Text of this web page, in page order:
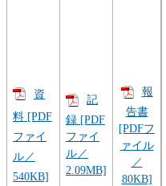
資
料 [PDF
ファイ
ル／
540KB]
記
録 [PDF
ファイ
ル／
2.09MB]
報
告書
[PDFフ
ァイル
／
80KB]